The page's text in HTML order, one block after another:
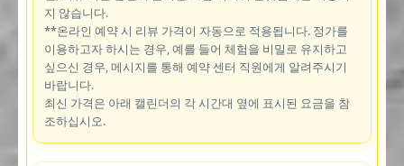
지 않습니다.
**온라인 예약 시 리뷰 가격이 자동으로 적용됩니다. 정가를
이용하고자 하시는 경우, 예를 들어 체험을 비밀로 유지하고
싶으신 경우, 메시지를 통해 예약 센터 직원에게 알려주시기
바랍니다.
최신 가격은 아래 캘린더의 각 시간대 옆에 표시된 요금을 참
조하십시오.